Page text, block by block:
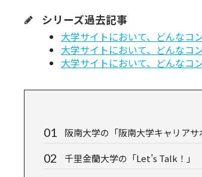
シリーズ過去記事
⼤学サイトにおいて、どんな
⼤学サイトにおいて、どんな
⼤学サイトにおいて、どんな
阪南大学の「阪南大学キャリアサ
千里金蘭大学の「Let’s Talk！」